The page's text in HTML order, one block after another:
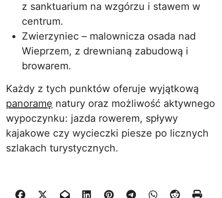
z sanktuarium na wzgórzu i stawem w
centrum.
Zwierzyniec – malownicza osada nad
Wieprzem, z drewnianą zabudową i
browarem.
Każdy z tych punktów oferuje wyjątkową
panoramę natury oraz możliwość aktywnego
wypoczynku: jazda rowerem, spływy
kajakowe czy wycieczki piesze po licznych
szlakach turystycznych.